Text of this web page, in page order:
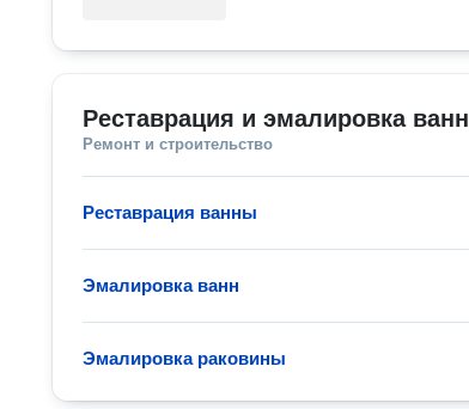
Реставрация и эмалировка ванн
Ремонт и строительство
Реставрация ванны
Эмалировка ванн
Эмалировка раковины